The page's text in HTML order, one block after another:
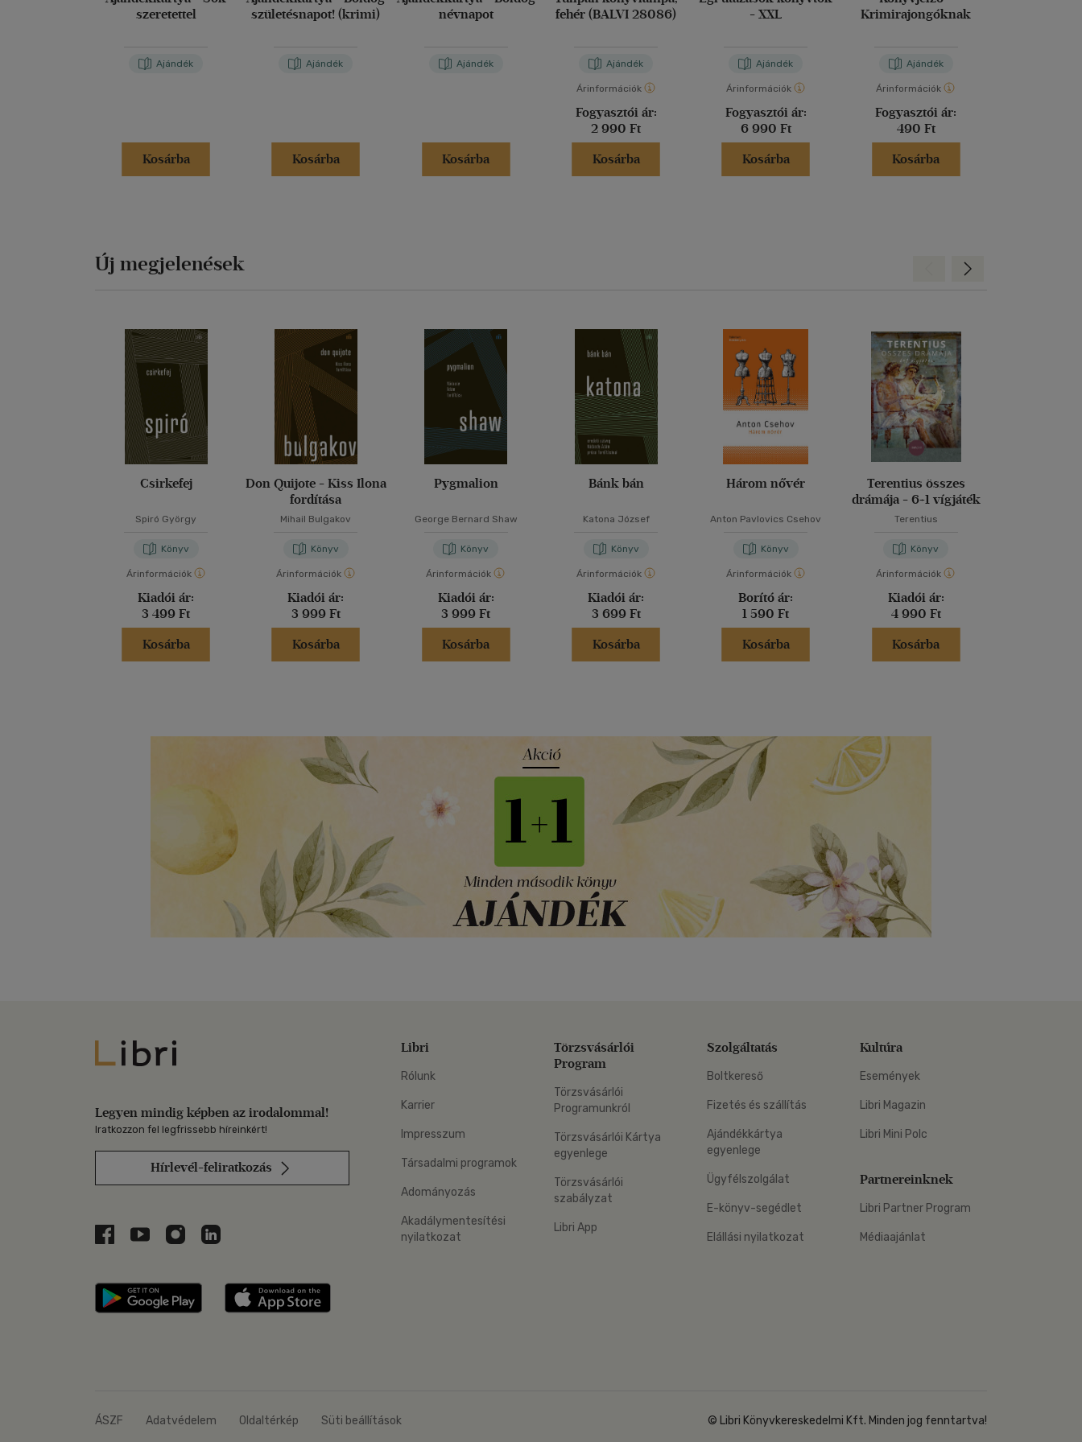
szeretettel
Ajándék
Kosárba
születésnapot! (krimi)
Ajándék
Kosárba
névnapot
Ajándék
Kosárba
fehér (BALVI 28086)
Ajándék
Árinformációk
Fogyasztói ár:
2 990 Ft
Kosárba
- XXL
Ajándék
Árinformációk
Fogyasztói ár:
6 990 Ft
Kosárba
Krimirajongóknak
Ajándék
Árinformációk
Fogyasztói ár:
490 Ft
Kosárba
Új megjelenések
Csirkefej
Spiró György
Könyv
Árinformációk
Kiadói ár:
3 499 Ft
Kosárba
Don Quijote - Kiss Ilona
fordítása
Mihail Bulgakov
Könyv
Árinformációk
Kiadói ár:
3 999 Ft
Kosárba
Pygmalion
George Bernard Shaw
Könyv
Árinformációk
Kiadói ár:
3 999 Ft
Kosárba
Bánk bán
Katona József
Könyv
Árinformációk
Kiadói ár:
3 699 Ft
Kosárba
Három nővér
Anton Pavlovics Csehov
Könyv
Árinformációk
Borító ár:
1 590 Ft
Kosárba
Terentius összes
drámája - 6+1 vígjáték
Terentius
Könyv
Árinformációk
Kiadói ár:
4 990 Ft
Kosárba
Előre
Libri
Legyen mindig képben az irodalommal!
Iratkozzon fel legfrissebb híreinkért!
Hírlevél-feliratkozás
Libri a Facebookon
Libri a Youtube-on
Libri az Instagramon
Libri a LinkedInen
Libri applikáció Szerezd meg: Google Play
Libri
Rólunk
Karrier
Impresszum
Társadalmi programok
Adományozás
Akadálymentesítési
nyilatkozat
Törzsvásárlói
Program
Törzsvásárlói
Programunkról
Törzsvásárlói Kártya
egyenlege
Törzsvásárlói
szabályzat
Libri App
Szolgáltatás
Boltkereső
Fizetés és szállítás
Ajándékkártya
egyenlege
Ügyfélszolgálat
E-könyv-segédlet
Elállási nyilatkozat
Kultúra
Események
Libri Magazin
Libri Mini Polc
Partnereinknek
Libri Partner Program
Médiaajánlat
ÁSZF Adatvédelem Oldaltérkép Süti beállítások © Libri Könyvkereskedelmi Kft. Minden jog fenntartva!